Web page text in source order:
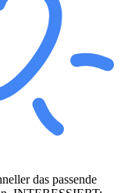
das passende